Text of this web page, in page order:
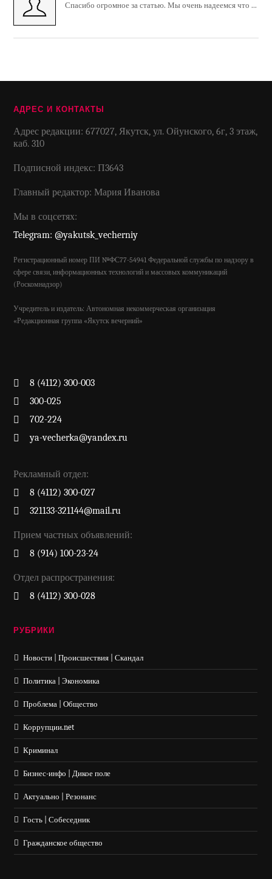
Спасибо огромное за статью. Мы очень надеемся что ...
АДРЕС И КОНТАКТЫ
Адрес редакции: 677027, Якутск, ул. Ойунского, 6г, 3 этаж,
каб. 310
Подписной индекс: П3643
Главный редактор: Мария Иванова
Мы в соцсетях:
Telegram: @yakutsk_vecherniy
Регистрационный номер ПИ №ФС77-54941 Федеральной службы по надзору в
сфере связи, информационных технологий и массовых коммуникаций
(Роскомнадзор)
Учредитель и издатель: Автономная некоммерческая организация
«Редакционная группа «Якутск вечерний»
8 (4112) 300-003
300-025
702-224
ya-vecherka@yandex.ru
Рекламный отдел:
8 (4112) 300-027
321133-321144@mail.ru
Прием частных объявлений:
8 (914) 100-23-24
Отдел распространения:
8 (4112) 300-028
РУБРИКИ
Новости | Происшествия | Скандал
Политика | Экономика
Проблема | Общество
Коррупции.net
Криминал
Бизнес-инфо | Дикое поле
Актуально | Резонанс
Гость | Собеседник
Гражданское общество